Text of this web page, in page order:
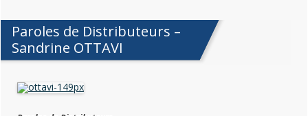
Paroles de Distributeurs –
Sandrine OTTAVI